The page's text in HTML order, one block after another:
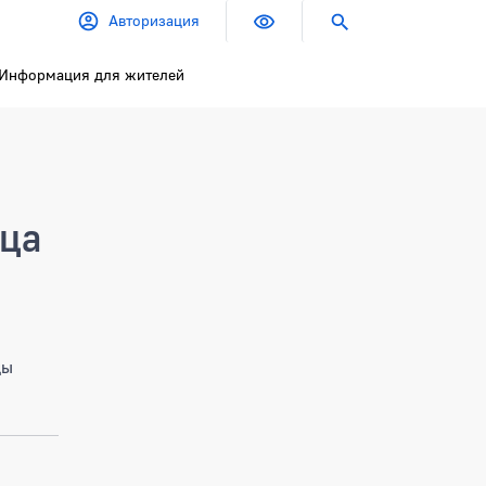
Авторизация
Информация для жителей